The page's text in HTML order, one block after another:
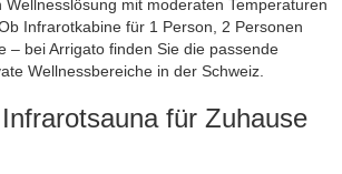
mit moderaten Temperaturen
Infrarotkabine für 1 Person, 2 Personen
– bei Arrigato finden Sie die passende
Wellnessbereiche in der Schweiz.
für Zuhause